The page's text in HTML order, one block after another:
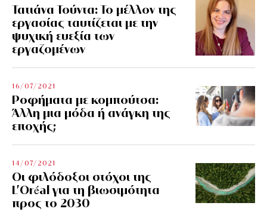
Τατιάνα Τούντα: Το μέλλον της
εργασίας ταυτίζεται με την
ψυχική ευεξία των
εργαζομένων
16/07/2021
Ροφήματα με κομπούτσα:
Άλλη μια μόδα ή ανάγκη της
εποχής;
14/07/2021
Οι φιλόδοξοι στόχοι της
L’Oréal για τη βιωσιμότητα
προς το 2030